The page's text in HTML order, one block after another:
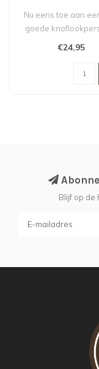
Nu eens toe aan
goede
ook nog eens
€24,95
Blijf op de